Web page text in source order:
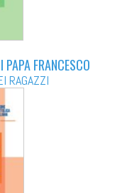
PAPA FRANCESCO
RAGAZZI